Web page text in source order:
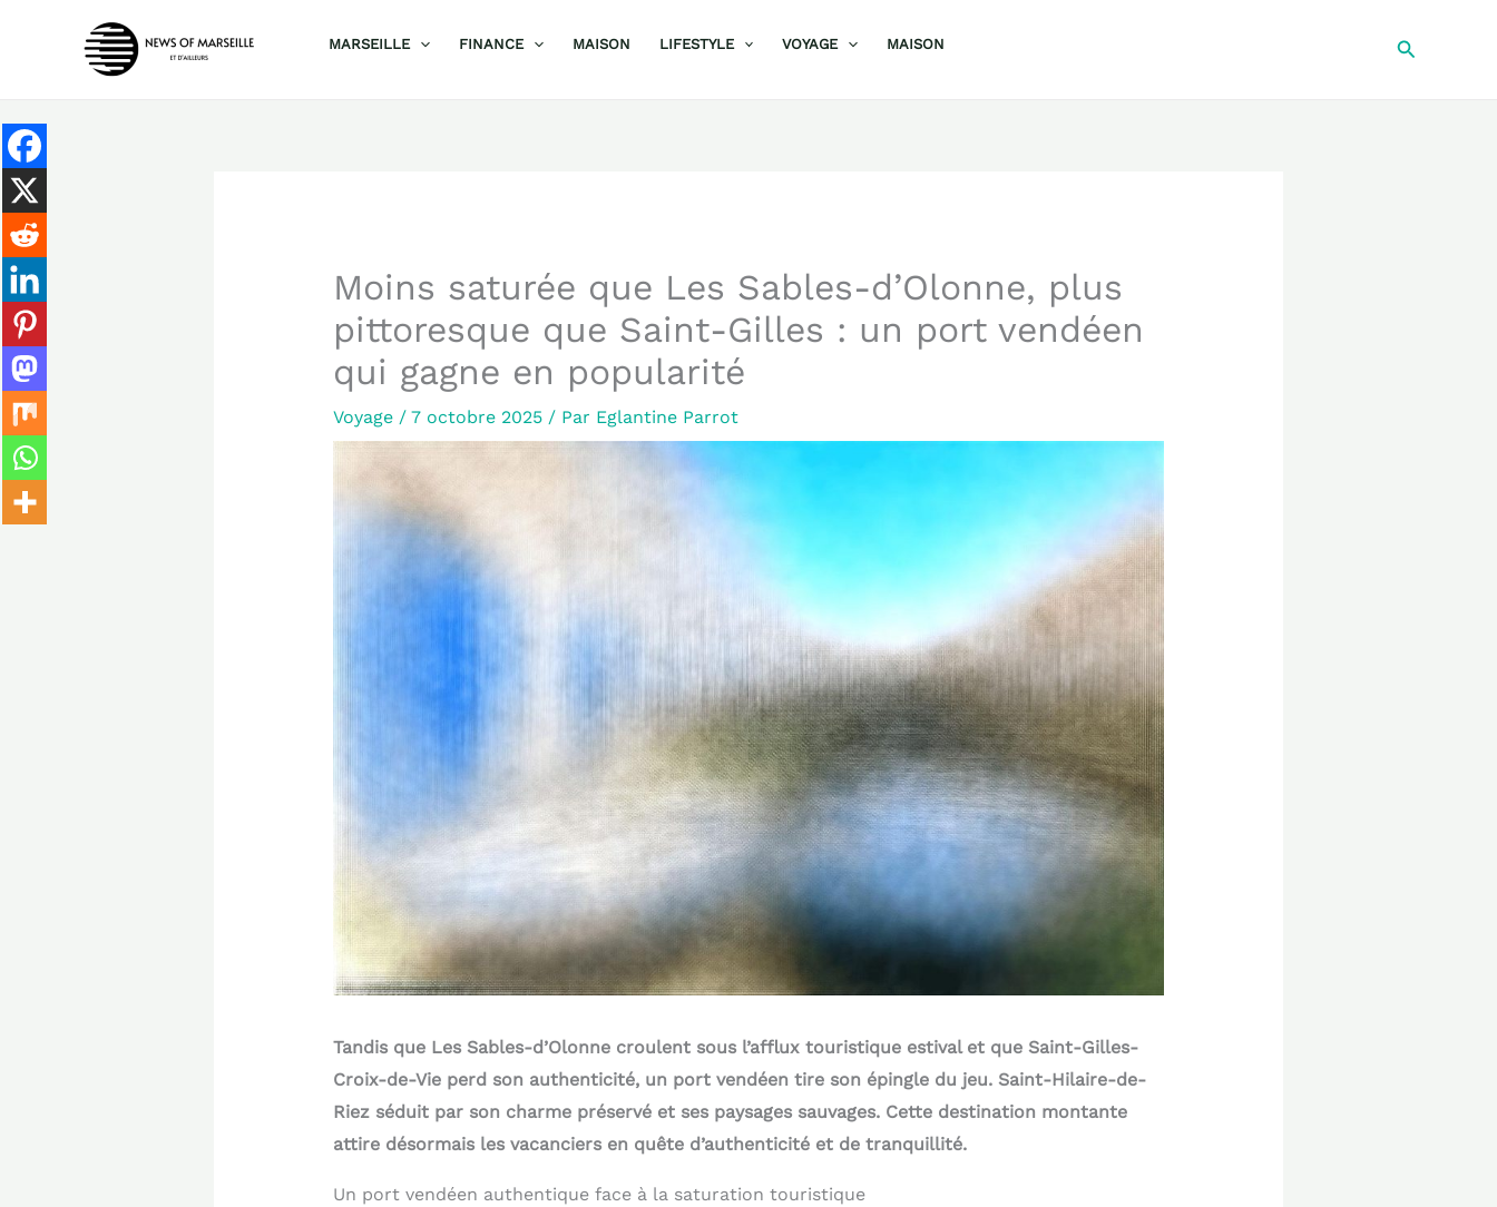
MARSEILLE FINANCE MAISON LIFESTYLE VOYAGE MAISON
Moins saturée que Les Sables-d’Olonne, plus
pittoresque que Saint-Gilles : un port vendéen
qui gagne en popularité
Voyage/ 7 octobre 2025 / Par Eglantine Parrot
Tandis que Les Sables-d’Olonne croulent sous l’afflux touristique estival et que Saint-Gilles-
Croix-de-Vie perd son authenticité, un port vendéen tire son épingle du jeu. Saint-Hilaire-de-
Riez séduit par son charme préservé et ses paysages sauvages. Cette destination montante
attire désormais les vacanciers en quête d’authenticité et de tranquillité.
Un port vendéen authentique face à la saturation touristique